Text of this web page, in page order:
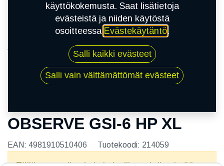
205/55R16 94H TOYO OBSERVE GSI-6 HP XL
OBSERVE GSI-6 HP XL
EAN: 4981910510406 Tuotekoodi: 214059
käyttökokemusta. Saat lisätietoja
evästeistä ja niiden käytöstä
osoitteessa Evästekäytäntö.
Salli kaikki evästeet
Salli vain välttämättömät evästeet